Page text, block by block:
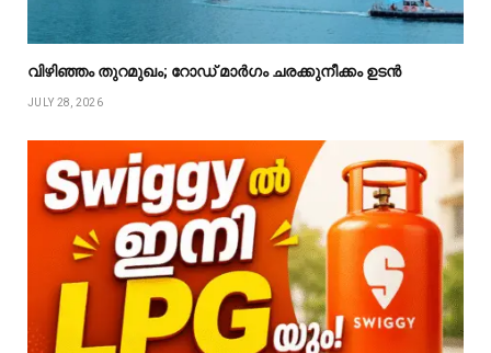
വിഴിഞ്ഞം തുറമുഖം; റോഡ് മാർഗം ചരക്കുനീക്കം ഉടൻ
JULY 28, 2026